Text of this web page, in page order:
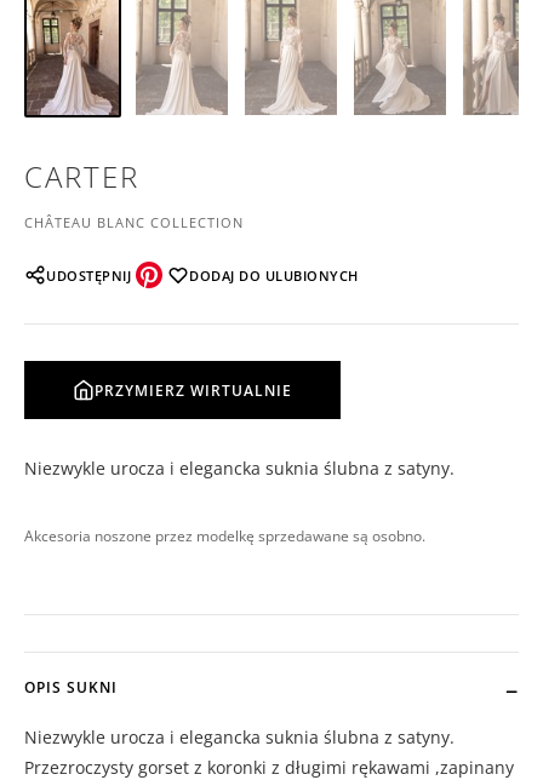
CARTER
CHÂTEAU BLANC COLLECTION
UDOSTĘPNIJ DODAJ DO ULUBIONYCH
PRZYMIERZ WIRTUALNIE
Niezwykle urocza i elegancka suknia ślubna z satyny.
Akcesoria noszone przez modelkę sprzedawane są osobno.
OPIS SUKNI
Niezwykle urocza i elegancka suknia ślubna z satyny.
Przezroczysty gorset z koronki z długimi rękawami ,zapinany